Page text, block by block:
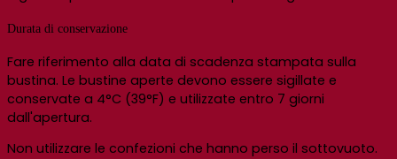
Durata di conservazione
Fare riferimento alla data di scadenza stampata sulla
bustina. Le bustine aperte devono essere sigillate e
conservate a 4°C (39°F) e utilizzate entro 7 giorni
dall'apertura.
Non utilizzare le confezioni che hanno perso il sottovuoto.